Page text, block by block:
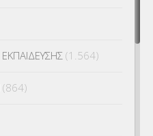
(1.564)
(864)